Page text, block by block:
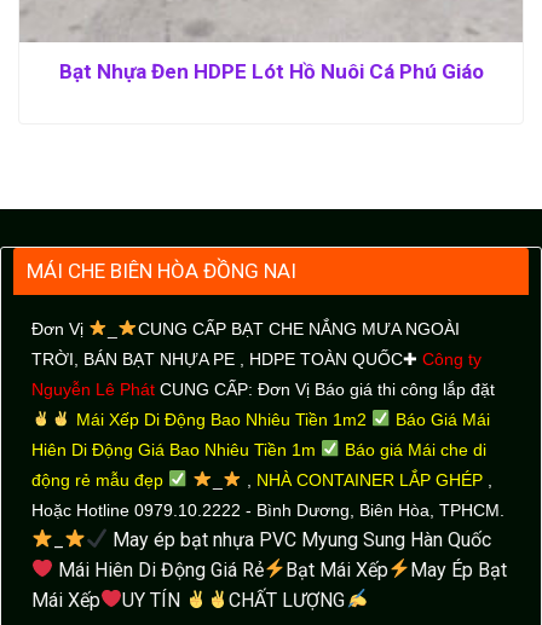
Bạt Nhựa Đen HDPE Lót Hồ Nuôi Cá Phú Giáo
MÁI CHE BIÊN HÒA ĐỒNG NAI
Đơn Vị
CUNG CẤP BẠT CHE NẮNG MƯA NGOÀI
TRỜI , BÁN BẠT NHỰA PE , HDPE TOÀN QUỐC✚ Công ty
Nguyễn Lê Phát CUNG CẤP: Đơn Vị Báo giá thi công lắp đặt
Mái Xếp Di Động Bao Nhiêu Tiền 1m2
Báo Giá Mái
Hiên Di Động Giá Bao Nhiêu Tiền 1m
Báo giá Mái che di
động rẻ mẫu đẹp
NHÀ CONTAINER LẮP GHÉP
Hoặc Hotline 0979.10.2222 - Bình Dương, Biên Hòa, TPHCM.
May ép bạt nhựa PVC Myung Sung Hàn Quốc
Mái Hiên Di Động Giá Rẻ
Bạt Mái Xếp
May Ép Bạt
Mái Xếp
UY TÍN CHẤT LƯỢNG